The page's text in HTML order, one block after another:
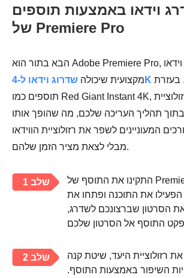
וידאו באמצעות תוספים
של Premiere Pro
הבא בתור הוא Adobe Premiere Pro, תוכנת עריכת וידאו
מקצועית שיכולה שדרוג וידאו ל-4K
תוספים כמו Red Giant Instant 4K, תוכלו לשדרג את רזולוציית
בתוך תהליך העריכה שלכם, מה שהופך אותו
המעוניינים לשפר את רזולוציית הווידאו
מבלי לצאת מציר הזמן שלהם.
שלב 1
התקינו את התוסף של Premiere Pro
את התוכנה ופתחו את
הסרטון שברצונכם לשדרג,
שלב 2
רזולוציית היעד, שיטת קנה
השיפור באמצעות התוסף.